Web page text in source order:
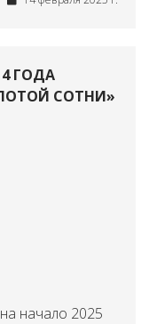
ГОДА
СОТНИ»
начало 2025